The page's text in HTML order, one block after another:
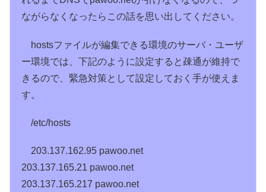
ながらなくなったらこの話を思い出してください。
hostsファイルが編集できる環境のサーバ・ユーザ
ー環境では、下記のように設定すると疎通が維持で
きるので、緊急対策として設定しておく手が使えま
す。
/etc/hosts
203.137.162.95 pawoo.net
203.137.165.21 pawoo.net
203.137.165.217 pawoo.net